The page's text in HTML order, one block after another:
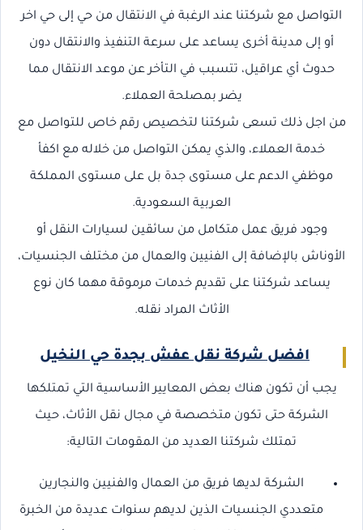
التواصل مع شركتنا عند الرغبة في الانتقال من حي إلى حي اخر
أو إلى مدينة أخرى يساعد على سرعة التنفيذ والانتقال دون
حدوث أي عراقيل، تتسبب في التأخر عن موعد الانتقال مما
يضر بمصلحة العملاء.
من اجل ذلك تسعى شركتنا لتخصيص رقم خاص للتواصل مع
خدمة العملاء، والذي يمكن التواصل من خلاله مع اكفأ
موظفي الدعم على مستوى جدة بل على مستوى المملكة
العربية السعودية.
وجود فريق عمل متكامل من سائقين لسيارات النقل أو
الأوناش بالإضافة إلى الفنيين والعمال من مختلف الجنسيات،
يساعد شركتنا على تقديم خدمات مرموقة مهما كان نوع
الأثاث المراد نقله.
افضل شركة نقل عفش بجدة حي النخيل
يجب أن تكون هناك بعض المعايير الأساسية التي تمتلكها
الشركة حتى تكون متخصصة في مجال نقل الأثاث، حيث
تمتلك شركتنا العديد من المقومات التالية:
الشركة لديها فريق من العمال والفنيين والنجارين
متعددي الجنسيات الذين لديهم سنوات عديدة من الخبرة